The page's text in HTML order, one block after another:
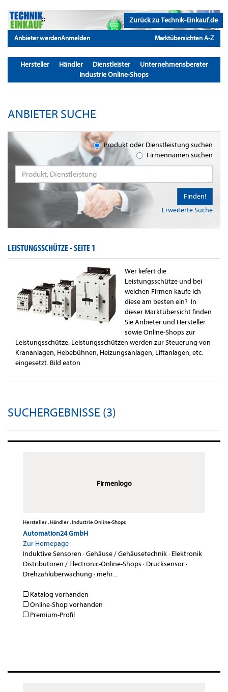
Zurück zu Technik-Einkauf.de
Anbieter werdenAnmelden Marktübersichten A-Z
Hersteller Händler Dienstleister
Unternehmensberater
Industrie Online-Shops
ANBIETER SUCHE
Produkt oder Dienstleistung suchen
Firmennamen suchen
Erweiterte Suche
Finden!
LEISTUNGSSCHÜTZE -SEITE 1
Wer liefert die
Leistungsschütze und bei
welchen Firmen kaufe ich
diese am besten ein? In
dieser Marktübersicht finden
Sie Anbieter und Hersteller
sowie Online-Shops zur
Leistungsschütze. Leistungsschützen werden zur Steuerung von
Krananlagen, Hebebühnen, Heizungsanlagen, Liftanlagen, etc.
eingesetzt. Bild eaton
SUCHERGEBNISSE (3)
Firmenlogo
Hersteller , Händler , Industrie Online-Shops
Automation24 GmbH
Zur Homepage
Induktive Sensoren ·Gehäuse / Gehäusetechnik· Elektronik
Distributoren / Electronic-Online-Shops · Drucksensor·
Drehzahlüberwachung · mehr...
Katalog vorhanden
Online-Shop vorhanden
Premium-Profil